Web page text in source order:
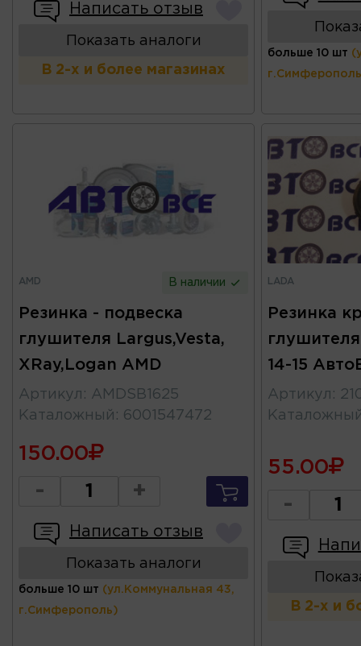
Написать отзыв
Показать аналоги
В 2-х и более магазинах
больше 10 шт
AMD В наличии
Резинка - подвеска
глушителя Largus,Vesta,
XRay,Logan AMD
Артикул : AMDSB1625
Каталожный : 6001547472
150.00
- +
Написать отзыв
Показать аналоги
больше 10 шт (ул.Коммунальная 43,
г.Симферополь)
LADA
Резинка
14-15
Артикул :
55.00
-
В 2-х и